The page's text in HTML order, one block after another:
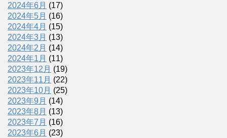
2024年6月 (17)
2024年5月 (16)
2024年4月 (15)
2024年3月 (13)
2024年2月 (14)
2024年1月 (11)
2023年12月 (19)
2023年11月 (22)
2023年10月 (25)
2023年9月 (14)
2023年8月 (13)
2023年7月 (16)
2023年6月 (23)